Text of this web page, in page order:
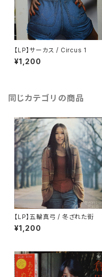
【LP】サーカス / Circus 1
¥1,200
同じカテゴリの商品
【LP】五輪真弓 / 冬ざれた街
¥1,200